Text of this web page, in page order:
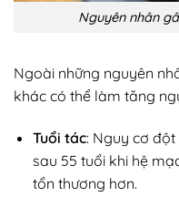
Nguyên nhân
Ngoài những nguyên
khác có thể làm tăng
Tuổi tác: Nguy cơ
sau 55 tuổi khi hệ
tổn thương hơn.